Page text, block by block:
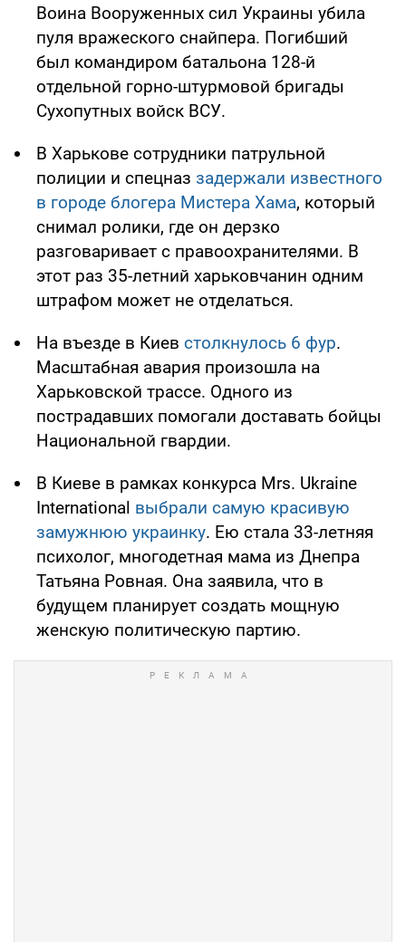
Воина Вооруженных сил Украины убила
пуля вражеского снайпера. Погибший
был командиром батальона 128-й
отдельной горно-штурмовой бригады
Сухопутных войск ВСУ.
В Харькове сотрудники патрульной
полиции и спецназ задержали известного
в городе блогера Мистера Хама, который
снимал ролики, где он дерзко
разговаривает с правоохранителями. В
этот раз 35-летний харьковчанин одним
штрафом может не отделаться.
На въезде в Киев столкнулось 6 фур.
Масштабная авария произошла на
Харьковской трассе. Одного из
пострадавших помогали доставать бойцы
Национальной гвардии.
В Киеве в рамках конкурса Mrs. Ukraine
International выбрали самую красивую
замужнюю украинку. Ею стала 33-летняя
психолог, многодетная мама из Днепра
Татьяна Ровная. Она заявила, что в
будущем планирует создать мощную
женскую политическую партию.